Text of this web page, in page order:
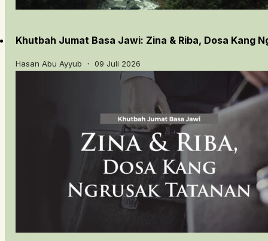
Khutbah Jumat Basa Jawi: Zina & Riba, Dosa Kang
Hasan Abu Ayyub ・ 09 Juli 2026